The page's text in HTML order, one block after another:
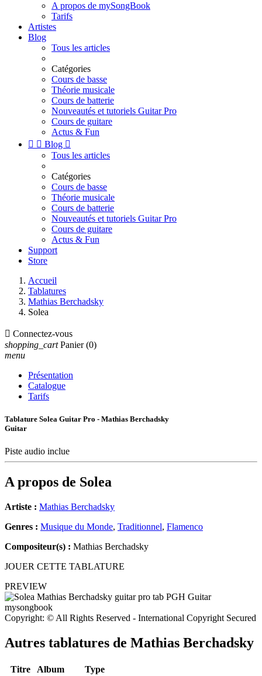
A propos de mySongBook
Tarifs
Artistes
Blog
Tous les articles
Catégories
Cours de basse
Théorie musicale
Cours de batterie
Nouveautés et tutoriels Guitar Pro
Cours de guitare
Actus & Fun
  Blog 
Tous les articles
Catégories
Cours de basse
Théorie musicale
Cours de batterie
Nouveautés et tutoriels Guitar Pro
Cours de guitare
Actus & Fun
Support
Store
Accueil
Tablatures
Mathias Berchadsky
Solea
 Connectez-vous
shopping_cart Panier (0)
menu
Présentation
Catalogue
Tarifs
Tablature Solea Guitar Pro - Mathias Berchadsky
Guitar
Piste audio inclue
A propos de Solea
Artiste : Mathias Berchadsky
Genres : Musique du Monde, Traditionnel, Flamenco
Compositeur(s) : Mathias Berchadsky
JOUER CETTE TABLATURE
PREVIEW
Copyright: © All Rights Reserved - International Copyright Secured
Autres tablatures de Mathias Berchadsky
Titre Album
Type